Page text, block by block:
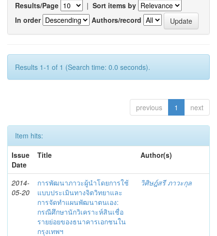
Results/Page | Sort items by
In order
Authors/record
Results 1-1 of 1 (Search time: 0.0 seconds).
previous 1 next
Item hits:
Issue
Date
Title Author(s)
2014-
05-20
การพัฒนาภาวะผู้นำโดยการใช้
แบบประเมินทางจิตวิทยาและ
การจัดทำแผนพัฒนาตนเอง:
กรณีศึกษานักวิเคราะห์สินเชื่อ
รายย่อยของธนาคารเอกชนใน
กรุงเทพฯ
วิศิษฎ์สรี ภาวะกุล